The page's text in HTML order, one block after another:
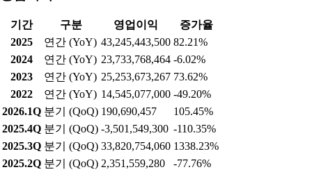
기간 구분 매출액
증가율
2025
연간 (YoY) 659,478,953,752 7.62%
2024
연간 (YoY) 612,780,034,467
-32.52%
2023
연간 (YoY) 908,068,526,965 40.63%
2022
연간 (YoY) 645,706,740,000
52.93%
2026.1Q 분기 (QoQ) 68,952,460,878
-28.70%
2025.4Q 분기 (QoQ) 96,702,752,943
-67.28%
2025.3Q 분기 (QoQ) 295,547,285,085 154.49%
2025.2Q 분기 (QoQ) 116,134,021,553 -23.14%